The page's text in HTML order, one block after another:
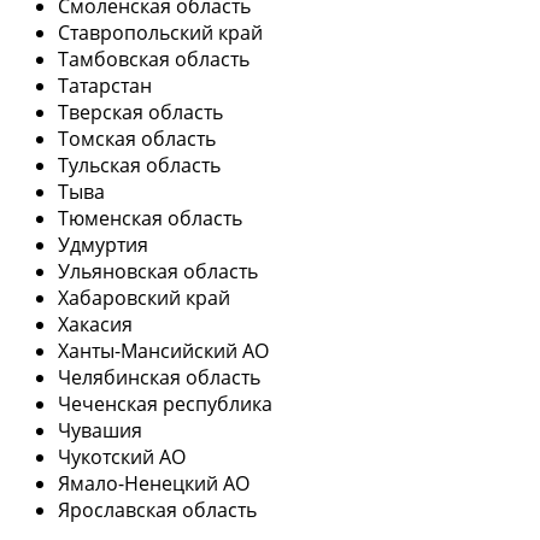
Смоленская область
Ставропольский край
Тамбовская область
Татарстан
Тверская область
Томская область
Тульская область
Тыва
Тюменская область
Удмуртия
Ульяновская область
Хабаровский край
Хакасия
Ханты-Мансийский АО
Челябинская область
Чеченская республика
Чувашия
Чукотский АО
Ямало-Ненецкий АО
Ярославская область